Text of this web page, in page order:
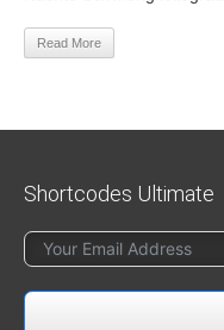
Read More
Shortcodes Ultimate